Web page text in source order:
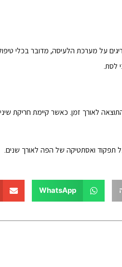
על מערכת הלעיסה, מדובר בכלי
לסת.
לאורך זמן. כאשר קיימת חריקת
תפקוד ואסתטיקה של הפה לאורך שנים.
WhatsApp